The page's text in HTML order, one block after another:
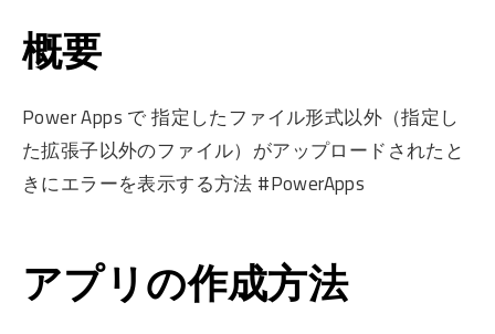
概要
Power Apps で 指定したファイル形式以外（指定し
た拡張子以外のファイル）がアップロードされたと
きにエラーを表示する方法 #PowerApps
アプリの作成方法